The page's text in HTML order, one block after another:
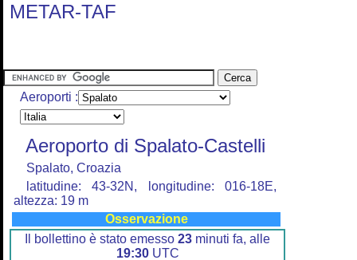
METAR-TAF
Aeroporti :
Aeroporto di Spalato-Castelli
Spalato, Croazia
latitudine: 43-32N, longitudine: 016-18E,
altezza: 19 m
Osservazione
Il bollettino è stato emesso 23 minuti fa, alle
19:30UTC